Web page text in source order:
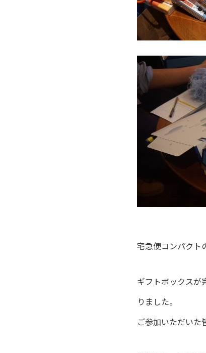
宅急便コンパクト
ギフトボックスが
りました。
ご参加いただいた